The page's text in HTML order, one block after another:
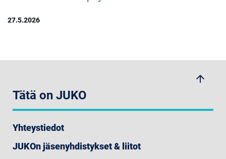
27.5.2026
arrow_upwards
Tätä on JUKO
Yhteystiedot
JUKOn jäsenyhdistykset & liitot